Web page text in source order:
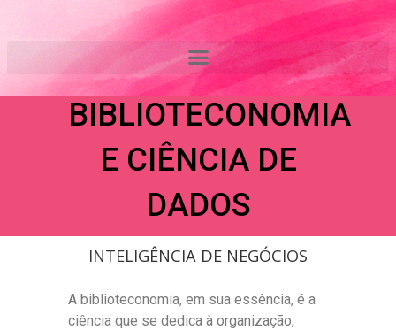
conteúdo
ENTENDENDO A
RELAÇÃO ENTRE
BIBLIOTECONOMIA
E CIÊNCIA DE
DADOS
INTELIGÊNCIA DE NEGÓCIOS
A biblioteconomia, em sua essência, é a
ciência que se dedica à organização,